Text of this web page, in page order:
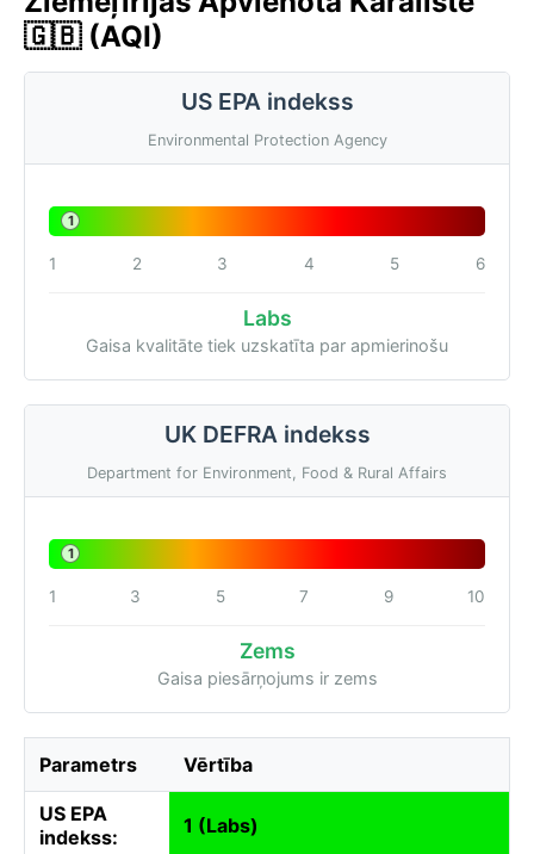
🇬🇧 (AQI)
US EPA indekss
Environmental Protection Agency
1
1 2 3 4 5 6
Labs
Gaisa kvalitāte tiek uzskatīta par apmierinošu
UK DEFRA indekss
Department for Environment, Food & Rural Affairs
1
1 3 5 7 9 10
Zems
Gaisa piesārņojums ir zems
Parametrs Vērtība
US EPA
indekss:
1 (Labs)